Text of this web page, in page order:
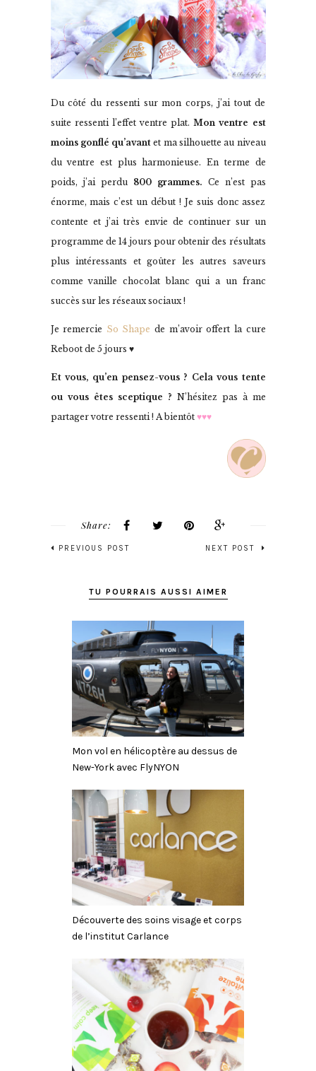
Du côté du ressenti sur mon corps, j’ai tout de
suite ressenti l’effet ventre plat.Mon ventre est
moins gonflé qu’avantet ma silhouette au niveau
du ventre est plus harmonieuse. En terme de
poids, j’ai perdu 800 grammes. Ce n’est pas
énorme, mais c’est un début ! Je suis donc assez
contente et j’ai très envie de continuer sur un
programme de 14 jours pour obtenir des résultats
plus intéressants et goûter les autres saveurs
comme vanille chocolat blanc qui a un franc
succès sur les réseaux sociaux !
Je remercie So Shape de m’avoir offert la cure
Reboot de 5 jours ♥
Et vous, qu’en pensez-vous ? Cela vous tente
ou vous êtes sceptique ? N’hésitez pas à me
partager votre ressenti ! A bientôt ♥♥♥
Share:
PREVIOUS POST NEXT POST
TU POURRAIS AUSSI AIMER
Mon vol en hélicoptère au dessus de
New-York avec FlyNYON
Découverte des soins visage et corps
de l’institut Carlance